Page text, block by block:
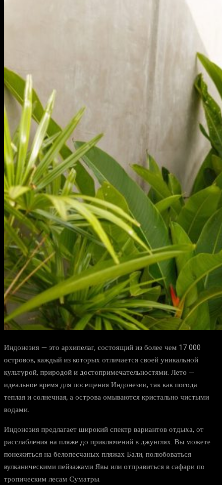
Индонезия — это архипелаг, состоящий из более чем 17 000
островов, каждый из которых отличается своей уникальной
культурой, природой и достопримечательностями. Лето —
идеальное время для посещения Индонезии, так как погода
теплая и солнечная, а острова омываются кристально чистыми
водами.
Индонезия предлагает широкий спектр вариантов отдыха, от
расслабления на пляже до приключений в джунглях. Вы можете
понежиться на белопесчаных пляжах Бали, полюбоваться
вулканическими пейзажами Явы или отправиться в сафари по
тропическим лесам Суматры.